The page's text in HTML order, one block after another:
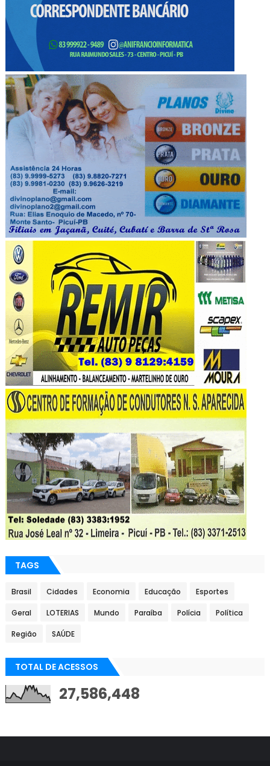
TAGS
Brasil Cidades Economia Educação Esportes
Geral LOTERIAS Mundo Paraíba Polícia Política
Região SAÚDE
TOTAL DE ACESSOS
27,586,448